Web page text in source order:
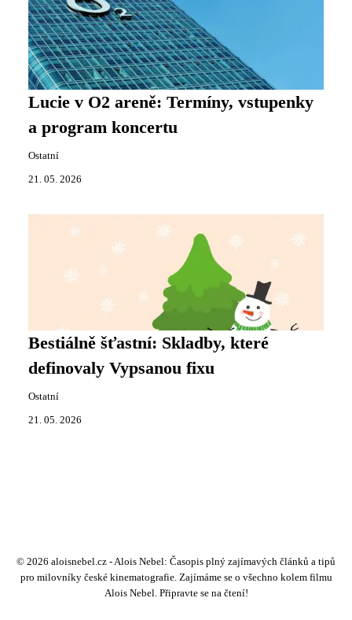
Lucie v O2 areně: Termíny, vstupenky
a program koncertu
Ostatní
21. 05. 2026
Bestiálně šťastní: Skladby, které
definovaly Vypsanou fixu
Ostatní
21. 05. 2026
© 2026 aloisnebel.cz - Alois Nebel: Časopis plný zajímavých článků a tipů
pro milovníky české kinematografie. Zajímáme se o všechno kolem filmu
Alois Nebel. Připravte se na čtení!